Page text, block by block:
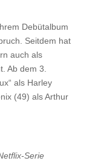
Debütalbum
Seitdem hat
auch als
Ab dem 3.
als Harley
(49) als Arthur
Serie